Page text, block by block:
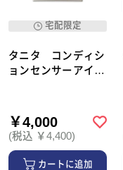
宅配限定
タニタ コンディシ
ョンセンサーアイボ
￥4,000
(税込 ￥4,400)
カートに追加